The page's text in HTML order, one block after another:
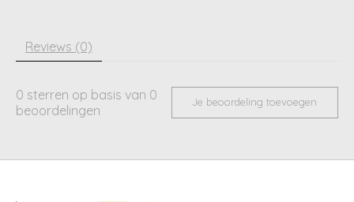
Reviews (0)
0 sterren op basis van 0
beoordelingen
Je beoordeling toevoegen